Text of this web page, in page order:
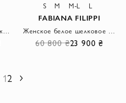
Женский белый льняной костюм с укороченным жакетом
S M M-L L
FABIANA FILIPPI
Женское белое шелковое платье миди с контрастной отделкой
60 800 ₴23 900 ₴
12 Следующий